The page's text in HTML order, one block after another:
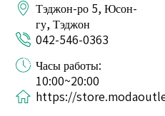
Тэджон-ро 5, Юсон-
гу, Тэджон
042-546-0363
Часы работы:
10:00~20:00
https://